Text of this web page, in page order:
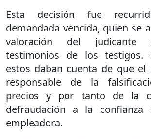
Esta decisión fue
demandada vencida, quien se
valoración del judicante
testimonios de los testigos.
estos daban cuenta de que el
responsable de la
precios y por tanto de la
defraudación a la
empleadora.